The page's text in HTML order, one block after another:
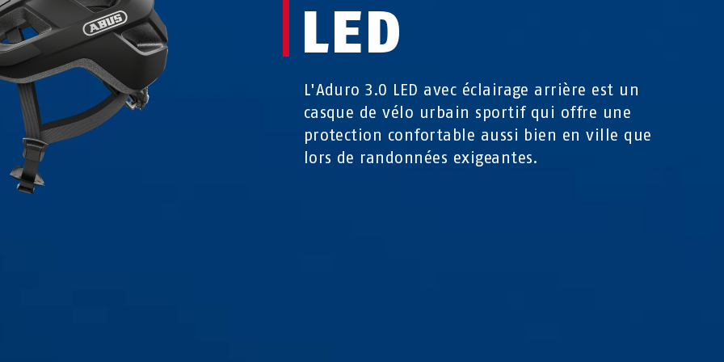
LED
L'Aduro 3.0 LED avec éclairage arrière est un
casque de vélo urbain sportif qui offre une
protection confortable aussi bien en ville que
lors de randonnées exigeantes.